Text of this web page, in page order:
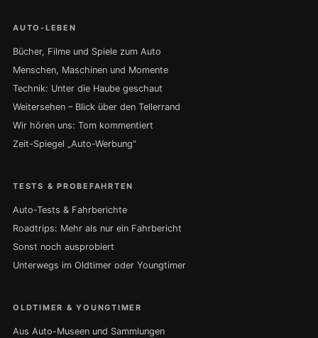
AUTO-LEBEN
Bücher, Filme und Spiele zum Auto
Menschen, Maschinen und Momente
Technik: Unter die Haube geschaut
Weitersehen – Blick über den Tellerrand
Wir hören uns: Tom kommentiert
Zeit-Spiegel „Auto-Werbung“
TESTS & PROBEFAHRTEN
Auto-Tests & Fahrberichte
Roadtrips: Mehr als nur ein Fahrbericht
Sonst noch ausprobiert
Unterwegs im Oldtimer oder Youngtimer
OLDTIMER & YOUNGTIMER
Aus Auto-Museen und Sammlungen